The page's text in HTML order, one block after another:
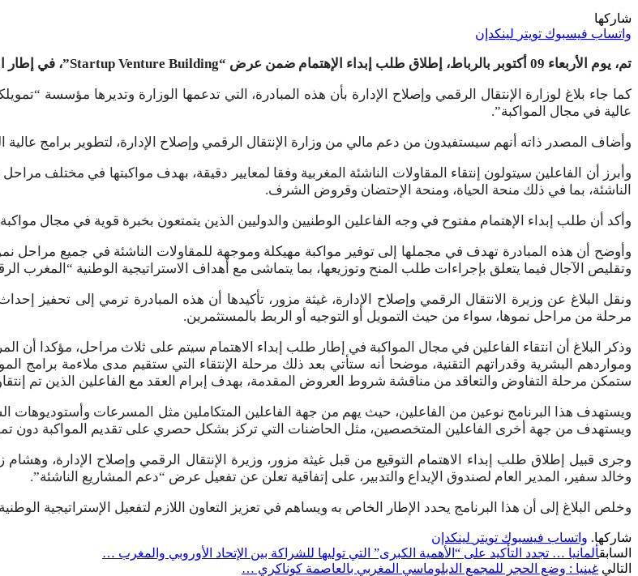
شاركها
واتساب فيسبوك تويتر لينكدإن
تم، يوم الأربعاء 09 أكتوبر بالرباط، إطلاق طلب إبداء الإهتمام ضمن عرض “Startup Venture Building”، في إطار الإستراتيجية الوطنية “المغرب الرقمي 2030”.
كما جاء بلاغ لوزارة الإنتقال الرقمي وإصلاح الإدارة بأن هذه المبادرة، التي تدعمها الوزارة وتديرها مؤسسة
عالية في مجال المواكبة”.
وأضاف المصدر ذاته أنهم سيستفيدون من دعم مالي من وزارة الإنتقال الرقمي وإصلاح الإدارة، لتطوير برامج
وأبرز أن الفاعلين سيتولون إنتقاء المقاولات الناشئة المغربية وفقا لمعايير دقيقة، بهدف مواكبتها في مختلف
الناشئة، بما في ذلك منحة الحياة، ومنحة الإحتضان وقروض الشرف.
وأكد أن طلب إبداء الإهتمام مفتوح في وجه الفاعلين الوطنيين والدوليين الذين يتمتعون بخبرة قوية في مجال
وأوضح أن هذه المبادرة تهدف في مجملها إلى توفير مواكبة مهيكلة وموجهة للمقاولات الناشئة في جميع مراحل
وتقليص الآجال فيما يتعلق بإجراءات طلب المنح وتوزيعها، بما يتماشى مع أهداف الاستراتيجية الوطنية “المغرب الرقمي
ونقل البلاغ عن وزيرة الانتقال الرقمي وإصلاح الإدارة، غيثة مزور، تأكيدها أن هذه المبادرة ترمي إلى تحفيز
مرحلة من مراحل نموها، سواء من حيث التمويل أو التوجيه أو الربط بالمستثمرين.
وذكر البلاغ أن انتقاء الفاعلين في مجال المواكبة في إطار طلب إبداء الاهتمام سيتم على ثلاث مراحل، مؤكدا
ومواردهم البشرية وقدراتهم التقنية، موضحا أنه ستأتي بعد ذلك مرحلة الإنتقاء التي ستقيم مدى ملاءمة برامج
ستمكن مرحلة التفاوض والتعاقد من مناقشة شروط العروض المقدمة، بهدف إبرام العقد مع الفاعلين الذين تم
ويستهدف هذا البرنامج نوعين من الفاعلين، حيث يهم من جهة الفاعلين المتكاملين مثل المسرعات وأستوديوهات
ويستهدف من جهة أخرى الفاعلين المتخصصين، مثل الحاضنات التي تركز بشكل حصري على تقديم المواكبة دون
وجرى قبيل إطلاق طلب إبداء الاهتمام التوقيع من قبل غيثة مزور، وزيرة الإنتقال الرقمي وإصلاح الإدارة،
وخالد سفير، المدير العام لصندوق الإيداع والتدبير، على إتفاقية تعلن عن تفعيل عرض “دعم المشاريع الناشئة”.
وخلص البلاغ إلى أن هذا البرنامج يحدد الإطار الخاص به ويساهم في تعزيز التعاون اللازم لتفعيل الإستراتيجية الوطنية
شاركها. واتساب فيسبوك تويتر لينكدإن
السابقألمانيا … تجدد التأكيد على “الأهمية الكبرى” التي توليها للشراكة بين الإتحاد الأوروبي والمغرب …
التالي غينيا : وضع الحجر للمجمع الدبلوماسي المغربي بالعاصمة كوناكري …